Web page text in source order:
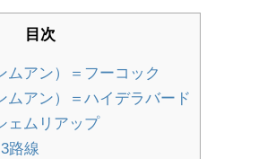
目次
ムアン）＝フーコック
ムアン）＝ハイデラバード
ェムリアップ
路線